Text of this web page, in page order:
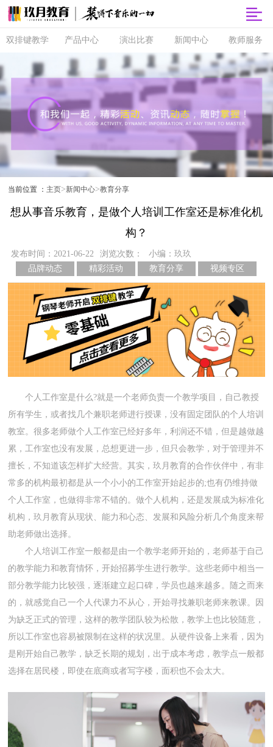
双排键教学
双排键
课程体系
直营校区
音协考级
双排键升级
产品中心
玖月商城
玖月智能音
玖月琴房
玖月琴房云
玖月·音悦岛
演出比赛
音乐会
央视演出
玖乐团
新闻中心
品牌动态
精彩活动
教育分享
视频专区
教师服务
师资培训
玖月教师俱
师资查询
全国师资招
当前位置 ： 主页>新闻中心>教育分享
想从事音乐教育，是做个人培训工作室还是标准化机
构？
发布时间：2021-06-22 浏览次数：
小编：玖玖
品牌动态
精彩活动 教育分享 视频专区
个人工作室是什么?就是一个老师负责一个教学项目，自己教授
所有学生，或者找几个兼职老师进行授课，没有固定团队的个人培训
教室。很多老师做个人工作室已经好多年，利润还不错，但是越做越
累，工作室也没有发展，总想更进一步，但只会教学，对于管理并不
擅长，不知道该怎样扩大经营。其实，玖月教育的合作伙伴中，有非
常多的机构最初都是从一个小小的工作室开始起步的;也有仍维持做
个人工作室，也做得非常不错的。做个人机构，还是发展成为标准化
机构，玖月教育从现状、能力和心态、发展和风险分析几个角度来帮
助老师做出选择。
个人培训工作室一般都是由一个教学老师开始的，老师基于自己
的教学能力和教育情怀，开始招募学生进行教学。这些老师中相当一
部分教学能力比较强，逐渐建立起口碑，学员也越来越多。随之而来
的，就感觉自己一个人代课力不从心，开始寻找兼职老师来教课。因
为缺乏正式的管理，这样的教学团队较为松散，教学上也比较随意，
所以工作室也容易被限制在这样的状况里。从硬件设备上来看，因为
是刚开始自己教学，缺乏长期的规划，出于成本考虑，教学点一般都
选择在居民楼，即使在底商或者写字楼，面积也不会太大。